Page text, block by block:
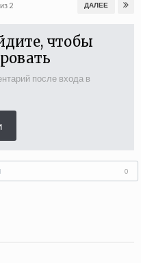
ДАЛЕЕ
2
чтобы
после входа в
0